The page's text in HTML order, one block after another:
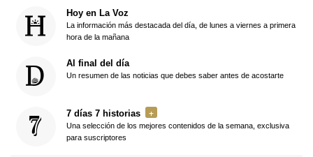
Hoy en La Voz
La información más destacada del día, de lunes a viernes a primera
hora de la mañana
Al final del día
Un resumen de las noticias que debes saber antes de acostarte
7 días 7 historias
Una selección de los mejores contenidos de la semana, exclusiva
para suscriptores